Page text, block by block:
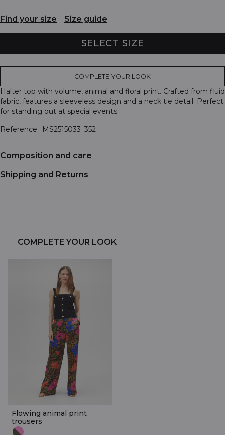
Find your size Size guide
SELECT SIZE
COMPLETE YOUR LOOK
Halter top with volume, animal and floral print. Crafted from fluid
fabric, features a sleeveless design and a neck tie detail. Perfect
for standing out at special events.
Reference
MS2515033_352
Composition and care
Shipping and Returns
COMPLETE YOUR LOOK
Flowing animal print
trousers